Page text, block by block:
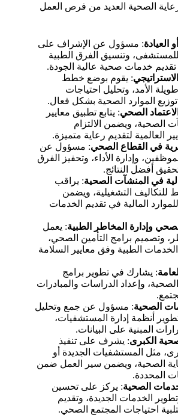
الصحية العديد من فرص العمل
العيادة: مسؤول عن الإشراف على
للمستشفى، وتنسيق الفرق الطبية
تقديم خدمات صحية عالية الجودة.
: يقوم بوضع خطط
الأمد، وتحليل احتياجات
الموارد الصحية بشكل فعال.
الصحي: يتابع تطبيق معايير
الصحية، ويضمن الالتزام
العالمية لتقديم رعاية متميزة.
في القطاع الصحي: مسؤول عن
وإدارة الأداء، وتحفيز الفرق
أفضل النتائج.
في المنشآت الصحية: يراقب
للتكاليف التشغيلية، ويضمن
للموارد المالية في تقديم الخدمات
وإدارة المخاطر الطبية: يعمل
وتصميم برامج التأمين الصحي،
الطبية وفق معايير السلامة
: يشارك في تطوير برامج
الصحية، وإعداد الدراسات والمبادرات
الصحية: مسؤول عن جمع وتحليل
تطوير أنظمة إدارة المستشفيات،
المبنية على البيانات.
الكبرى: يشرف على تنفيذ
مثل المستشفيات الجديدة أو
الصحية، ويضمن سير العمل ضمن
المحددة.
الصحية: يركز على تحسين
الخدمات الجديدة، وتقديم
احتياجات المجتمع الصحي.